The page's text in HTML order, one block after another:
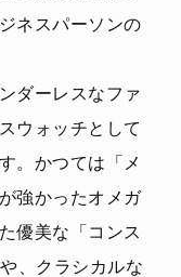
ネスパーソンの
ダーレスなファ
ウォッチとして
。かつては「メ
強かったオメガ
優美な「コンス
、クラシカルな